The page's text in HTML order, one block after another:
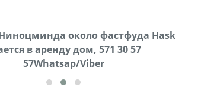
около фастфуда Hask
в аренду дом, 571 30 57
57Whatsap/Viber
машина марки Prado,571 30 57
57Whatsap/Viber